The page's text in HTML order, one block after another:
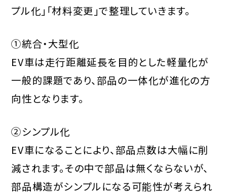
プル化」「材料変更」で整理していきます。
①統合・大型化
EV車は走行距離延長を目的とした軽量化が
一般的課題であり、部品の一体化が進化の方
向性となります。
②シンプル化
EV車になることにより、部品点数は大幅に削
減されます。その中で部品は無くならないが、
部品構造がシンプルになる可能性が考えられ